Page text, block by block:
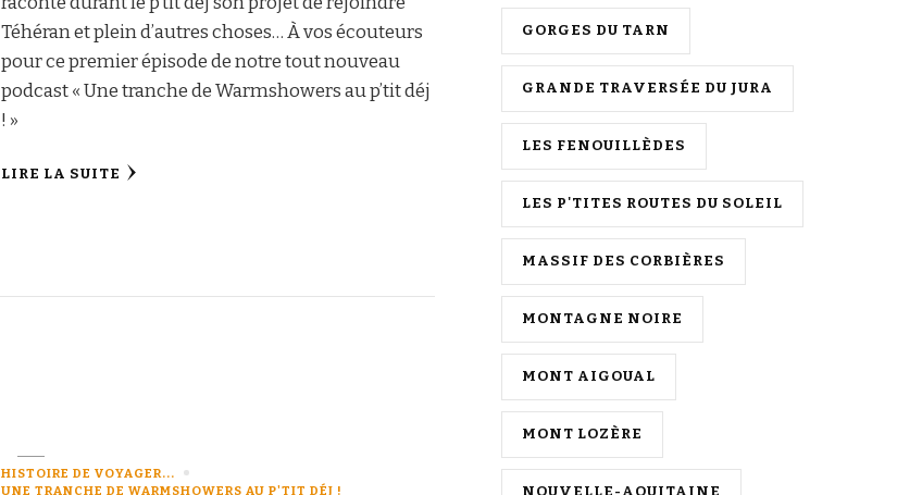
Téhéran et plein d’autres choses… À vos écouteurs
pour ce premier épisode de notre tout nouveau
podcast « Une tranche de Warmshowers au p’tit déj
! »
LIRE LA SUITE
HISTOIRE DE VOYAGER...
UNE TRANCHE DE WARMSHOWERS AU P'TIT DÉJ !
GORGES DU TARN
GRANDE TRAVERSÉE DU JURA
LES FENOUILLÈDES
LES P'TITES ROUTES DU SOLEIL
MASSIF DES CORBIÈRES
MONTAGNE NOIRE
MONT AIGOUAL
MONT LOZÈRE